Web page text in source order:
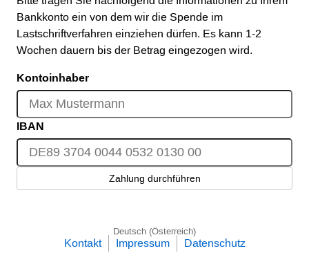
Bankkonto ein von dem wir die Spende im
Lastschriftverfahren einziehen dürfen. Es kann 1-2
Wochen dauern bis der Betrag eingezogen wird.
Kontoinhaber
IBAN
Zahlung durchführen
Deutsch (Österreich)
Kontakt Impressum Datenschutz